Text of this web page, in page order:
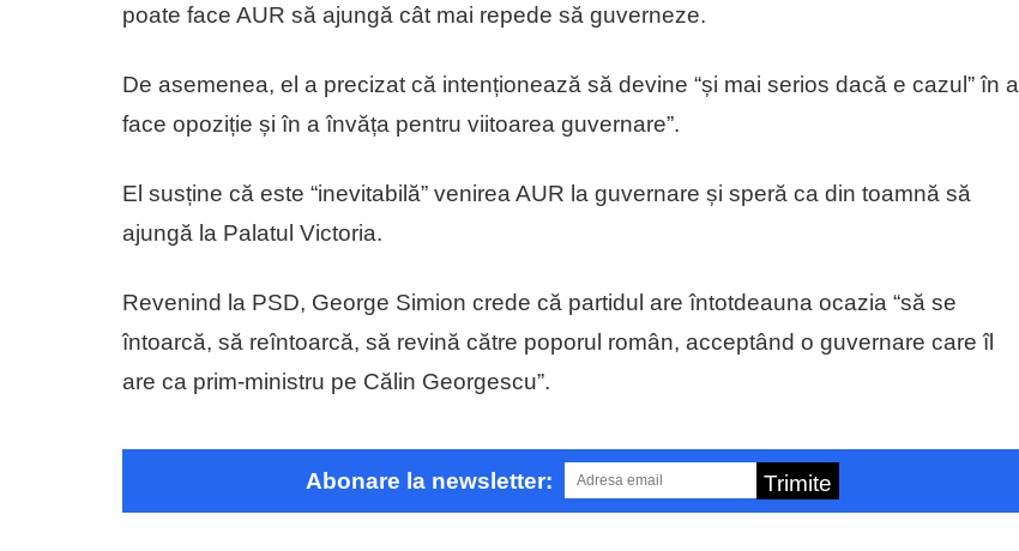
poate face AUR să ajungă cât mai repede să guverneze.
De asemenea, el a precizat că intenționează să devine “și mai serios dacă e cazul” în a
face opoziție și în a învăța pentru viitoarea guvernare”.
El susține că este “inevitabilă” venirea AUR la guvernare și speră ca din toamnă să
ajungă la Palatul Victoria.
Revenind la PSD, George Simion crede că partidul are întotdeauna ocazia “să se
întoarcă, să reîntoarcă, să revină către poporul român, acceptând o guvernare care îl
are ca prim-ministru pe Călin Georgescu”.
Abonare la newsletter: Trimite